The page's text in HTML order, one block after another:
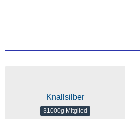
Knallsilber
31000g Mitglied